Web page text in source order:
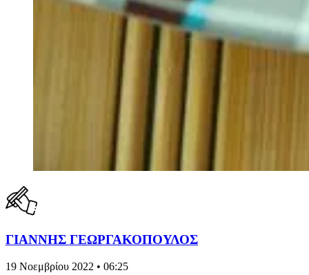
ΓΙΑΝΝΗΣ ΓΕΩΡΓΑΚΟΠΟΥΛΟΣ
19 Νοεμβρίου 2022 • 06:25